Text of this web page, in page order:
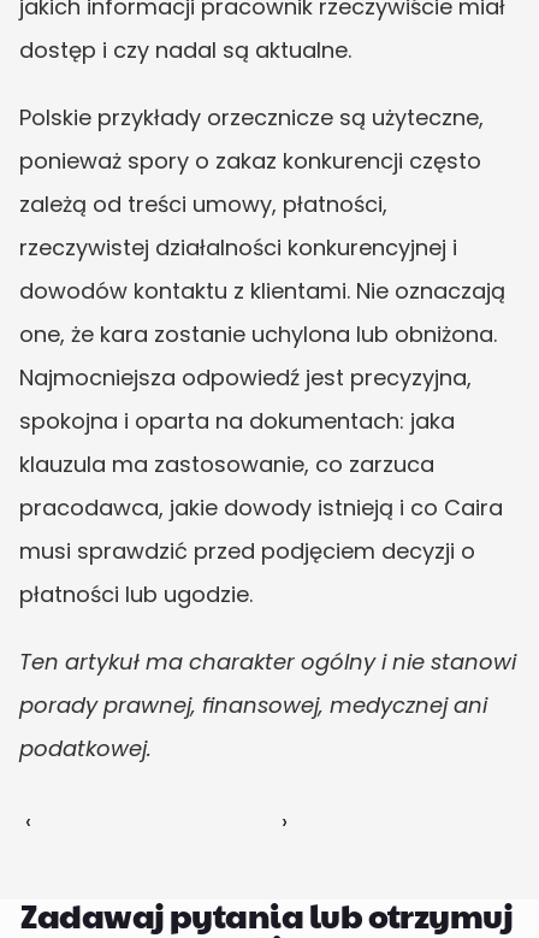
jakich informacji pracownik rzeczywiście miał
dostęp i czy nadal są aktualne.
Polskie przykłady orzecznicze są użyteczne,
ponieważ spory o zakaz konkurencji często
zależą od treści umowy, płatności,
rzeczywistej działalności konkurencyjnej i
dowodów kontaktu z klientami. Nie oznaczają
one, że kara zostanie uchylona lub obniżona.
Najmocniejsza odpowiedź jest precyzyjna,
spokojna i oparta na dokumentach: jaka
klauzula ma zastosowanie, co zarzuca
pracodawca, jakie dowody istnieją i co Caira
musi sprawdzić przed podjęciem decyzji o
płatności lub ugodzie.
Ten artykuł ma charakter ogólny i nie stanowi
porady prawnej, finansowej, medycznej ani
podatkowej.
‹ ›
Zadawaj pytania lub otrzymuj